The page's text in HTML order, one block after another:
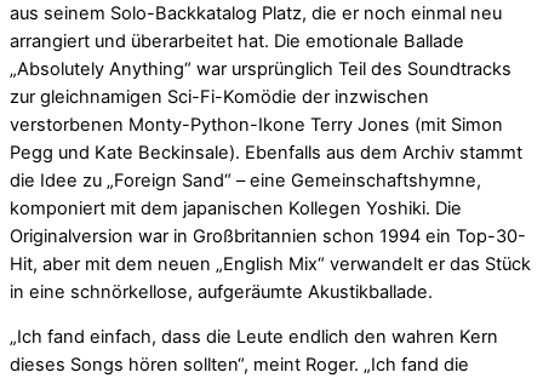
aus seinem Solo-Backkatalog Platz, die er noch einmal neu
arrangiert und überarbeitet hat. Die emotionale Ballade
„Absolutely Anything“ war ursprünglich Teil des Soundtracks
zur gleichnamigen Sci-Fi-Komödie der inzwischen
verstorbenen Monty-Python-Ikone Terry Jones (mit Simon
Pegg und Kate Beckinsale). Ebenfalls aus dem Archiv stammt
die Idee zu „Foreign Sand“ – eine Gemeinschaftshymne,
komponiert mit dem japanischen Kollegen Yoshiki. Die
Originalversion war in Großbritannien schon 1994 ein Top-30-
Hit, aber mit dem neuen „English Mix“ verwandelt er das Stück
in eine schnörkellose, aufgeräumte Akustikballade.
„Ich fand einfach, dass die Leute endlich den wahren Kern
dieses Songs hören sollten“, meint Roger. „Ich fand die